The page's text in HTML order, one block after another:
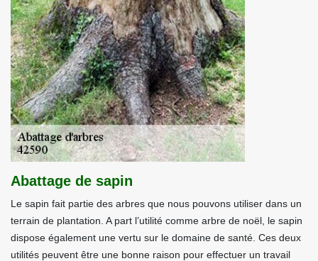
Abattage de sapin
Le sapin fait partie des arbres que nous pouvons utiliser dans un
terrain de plantation. A part l’utilité comme arbre de noël, le sapin
dispose également une vertu sur le domaine de santé. Ces deux
utilités peuvent être une bonne raison pour effectuer un travail